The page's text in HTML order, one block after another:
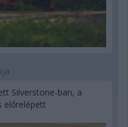
Silverstone-ban, a
előrelépett